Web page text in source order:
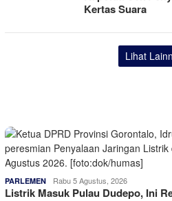
Kertas Suara
Lihat
PARLEMEN Rabu 5 Agustus, 2026
Listrik Masuk Pulau Dudepo, Ini